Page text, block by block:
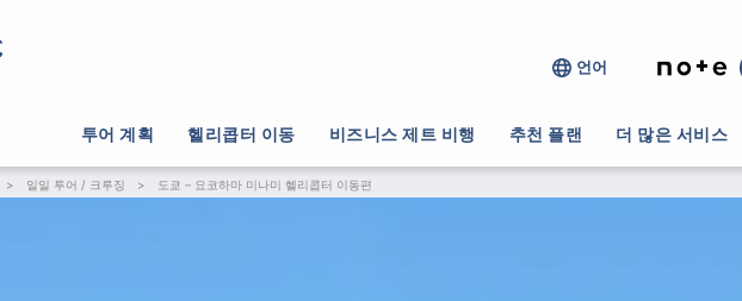
언어
투어 계획 헬리콥터 이동 비즈니스 제트 비행 추천 플랜 더 많은 서비스
> 일일 투어 / 크루징 > 도쿄 – 요코하마 미나미 헬리콥터 이동편